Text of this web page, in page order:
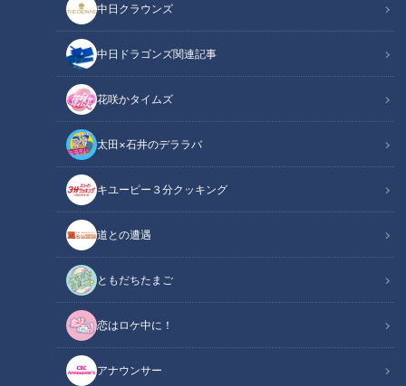
中日クラウンズ
中日ドラゴンズ関連記事
花咲かタイムズ
太田×石井のデララバ
キユーピー３分クッキング
道との遭遇
ともだちたまご
恋はロケ中に！
アナウンサー
CBCテレビ『デララバ』
この記事の画像（全7枚）